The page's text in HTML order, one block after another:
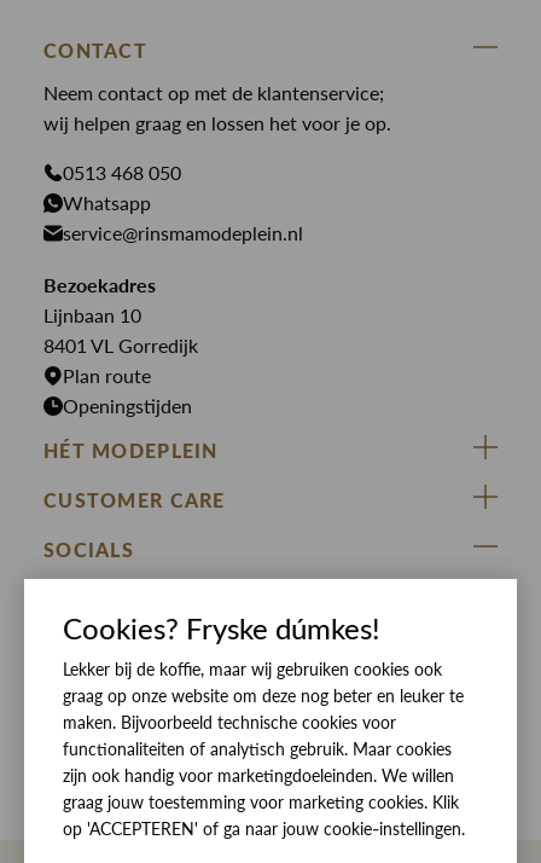
Paul en Shark
Genti
PME Legend
Butcher of Blue
Bekijk alle merken >
Blouses
Broeken
Gilets
Jassen
Jeans
Jumpsuits
Jurken
Rokken
Broeken
Colberts
Giftcards
Jassen
Overhemden
Truien
T-shirts
CONTACT
Neem contact op met de klantenservice;
wij helpen graag en lossen het voor je op.
0513 468 050
Whatsapp
service@rinsmamodeplein.nl
Bezoekadres
Lijnbaan 10
8401 VL Gorredijk
Plan route
Openingstijden
HÉT MODEPLEIN
ZIJ VAN RINSMA
DE HEEREN VAN RINSMA
RINSMA.CONCEPTS
Eten en drinken
Openingstijden
Werken bij RINSMA
CUSTOMER CARE
Veelgestelde vragen
Betaalmethoden
Bezorgen
Contact
Reviews
SOCIALS
Cookies? Fryske dúmkes!
Lekker bij de koffie, maar wij gebruiken cookies ook
graag op onze website om deze nog beter en leuker te
maken. Bijvoorbeeld technische cookies voor
functionaliteiten of analytisch gebruik. Maar cookies
zijn ook handig voor marketingdoeleinden. We willen
graag jouw toestemming voor marketing cookies. Klik
op 'ACCEPTEREN' of ga naar jouw cookie-instellingen.